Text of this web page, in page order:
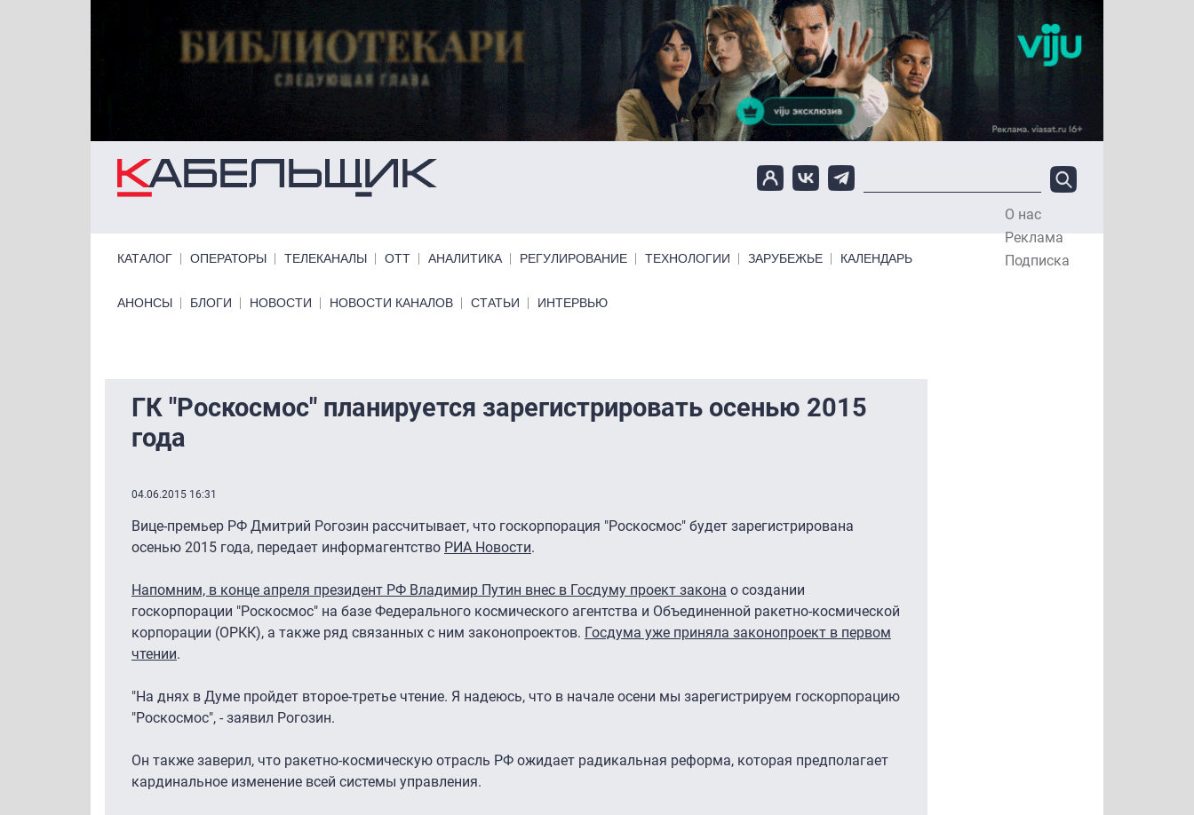
О нас
Реклама
Подписка
КАТАЛОГ ОПЕРАТОРЫ ТЕЛЕКАНАЛЫ ОТТ АНАЛИТИКА РЕГУЛИРОВАНИЕ ТЕХНОЛОГИИ ЗАРУБЕЖЬЕ КАЛЕНДАРЬ
Primary links bottom
АНОНСЫ БЛОГИ НОВОСТИ НОВОСТИ КАНАЛОВ СТАТЬИ ИНТЕРВЬЮ
ГК "Роскосмос" планируется зарегистрировать осенью 2015
года
04.06.2015 16:31
Вице-премьер РФ Дмитрий Рогозин рассчитывает, что госкорпорация "Роскосмос" будет зарегистрирована
осенью 2015 года, передает информагентство РИА Новости.
Напомним, в конце апреля президент РФ Владимир Путин внес в Госдуму проект закона о создании
госкорпорации "Роскосмос" на базе Федерального космического агентства и Объединенной ракетно-космической
корпорации (ОРКК), а также ряд связанных с ним законопроектов. Госдума уже приняла законопроект в первом
чтении.
"На днях в Думе пройдет второе-третье чтение. Я надеюсь, что в начале осени мы зарегистрируем госкорпорацию
"Роскосмос", - заявил Рогозин.
Он также заверил, что ракетно-космическую отрасль РФ ожидает радикальная реформа, которая предполагает
кардинальное изменение всей системы управления.